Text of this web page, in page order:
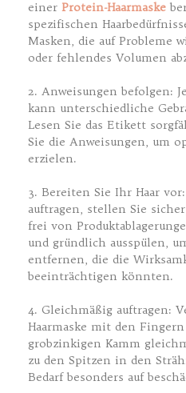
einer Protein-Haarmaske
spezifischen
Masken, die auf Probleme
oder fehlendes Volumen
2. Anweisungen befolgen:
kann unterschiedliche
Lesen Sie das Etikett
Sie die Anweisungen, um
erzielen.
3. Bereiten Sie Ihr Haar
auftragen, stellen Sie
frei von
und gründlich ausspülen,
entfernen, die die
beeinträchtigen könnten.
4. Gleichmäßig auftragen:
Haarmaske mit den
grobzinkigen Kamm
zu den Spitzen in den
Bedarf besonders auf